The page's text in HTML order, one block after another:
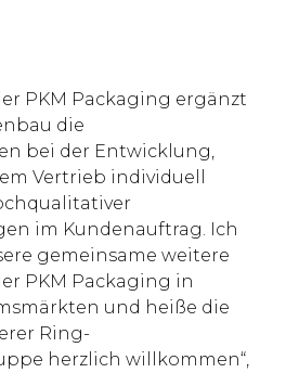
PKM Packaging ergänzt
die
bei der Entwicklung,
Vertrieb individuell
im Kundenauftrag. Ich
gemeinsame weitere
PKM Packaging in
und heiße die
Ring-
herzlich willkommen“,